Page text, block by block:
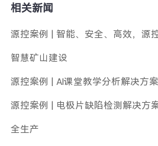
相关新闻
源控案例 | 智能、安全、高效，源
智慧矿山建设
源控案例 | AI课堂教学分析解决方
源控案例 | 电极片缺陷检测解决方
全生产